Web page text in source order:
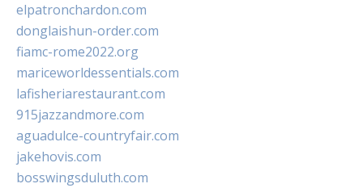
elpatronchardon.com
donglaishun-order.com
fiamc-rome2022.org
mariceworldessentials.com
lafisheriarestaurant.com
915jazzandmore.com
aguadulce-countryfair.com
jakehovis.com
bosswingsduluth.com